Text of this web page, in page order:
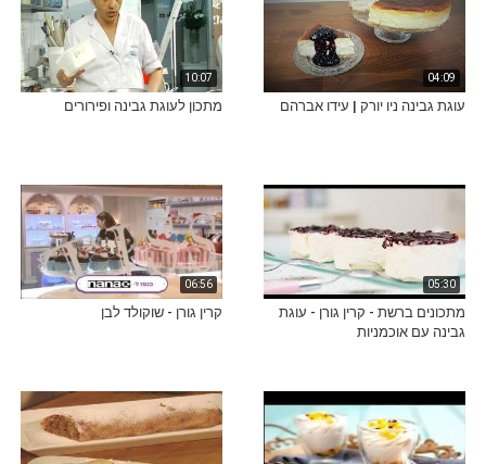
04:09
עוגת גבינה ניו יורק | עידו אברהם
10:07
מתכון לעוגת גבינה ופירורים
05:30
מתכונים ברשת - קרין גורן - עוגת
גבינה עם אוכמניות
06:56
קרין גורן - שוקולד לבן